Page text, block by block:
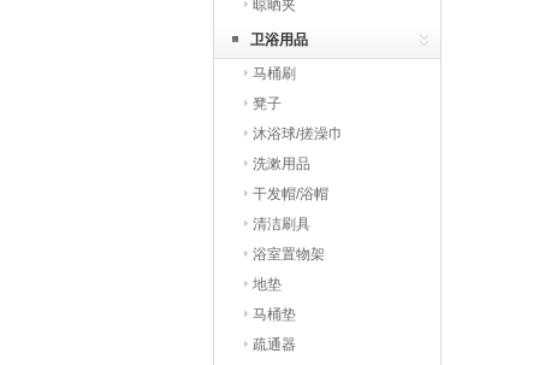
晾晒夹
卫浴用品
马桶刷
凳子
沐浴球/搓澡巾
洗漱用品
干发帽/浴帽
清洁刷具
浴室置物架
地垫
马桶垫
疏通器